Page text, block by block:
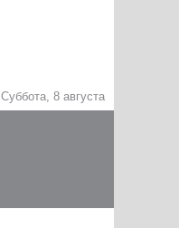
Суббота, 8 августа